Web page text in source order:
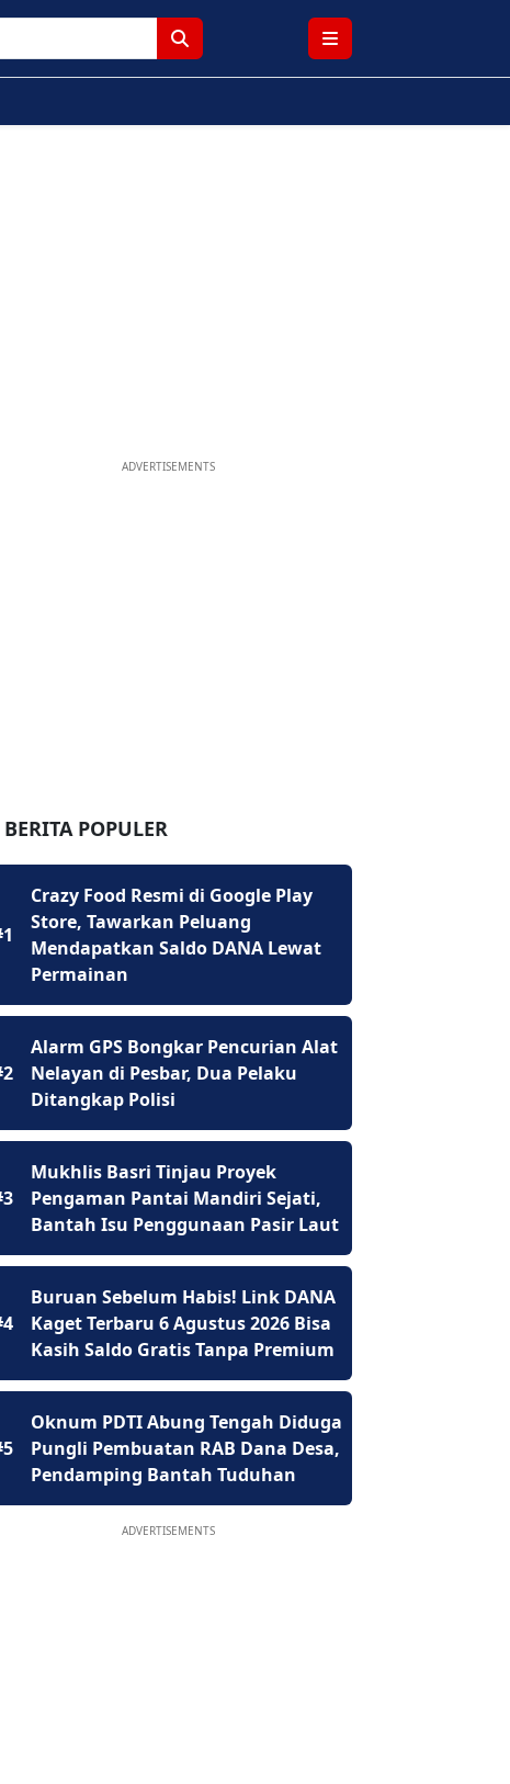
ADVERTISEMENTS
BERITA POPULER
Crazy Food Resmi di Google Play
Store, Tawarkan Peluang
Mendapatkan Saldo DANA Lewat
Permainan
Alarm GPS Bongkar Pencurian Alat
Nelayan di Pesbar, Dua Pelaku
Ditangkap Polisi
Mukhlis Basri Tinjau Proyek
Pengaman Pantai Mandiri Sejati,
Bantah Isu Penggunaan Pasir Laut
Buruan Sebelum Habis! Link DANA
Kaget Terbaru 6 Agustus 2026 Bisa
Kasih Saldo Gratis Tanpa Premium
Oknum PDTI Abung Tengah Diduga
Pungli Pembuatan RAB Dana Desa,
Pendamping Bantah Tuduhan
ADVERTISEMENTS